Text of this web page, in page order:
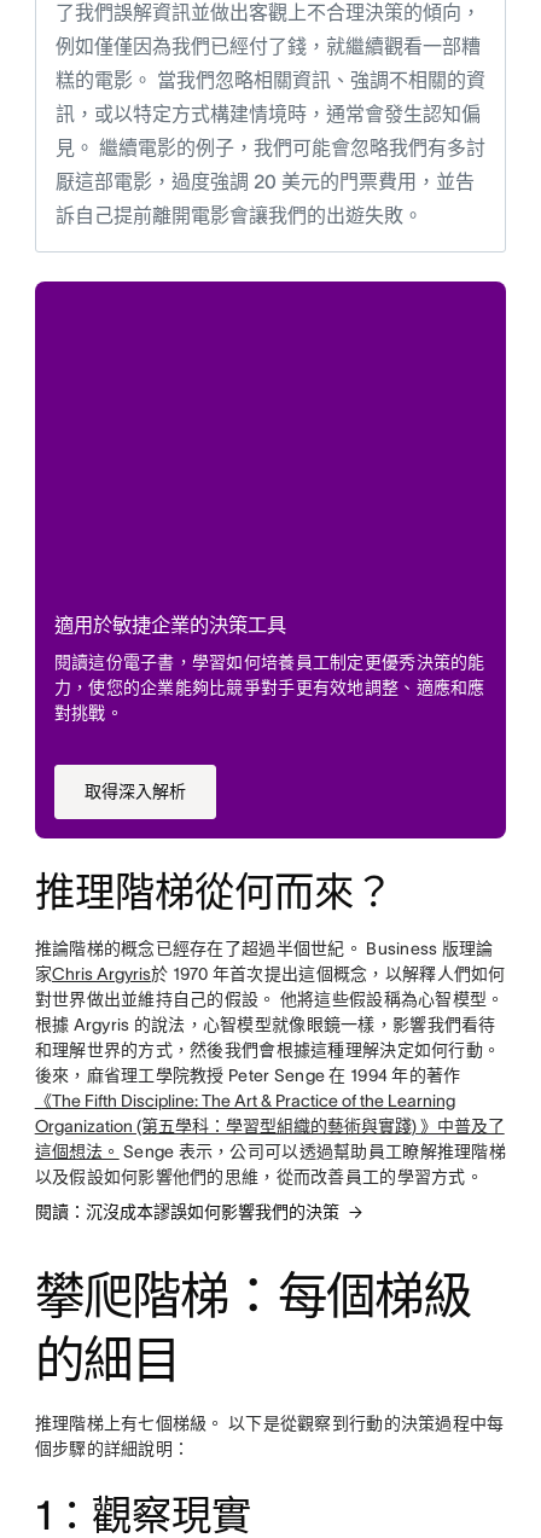
了我們誤解資訊並做出客觀上不合理決策的傾向，
例如僅僅因為我們已經付了錢，就繼續觀看一部糟
糕的電影。 當我們忽略相關資訊、強調不相關的資
訊，或以特定方式構建情境時，通常會發生認知偏
見。 繼續電影的例子，我們可能會忽略我們有多討
厭這部電影，過度強調 20 美元的門票費用，並告
訴自己提前離開電影會讓我們的出遊失敗。
適用於敏捷企業的決策工具
閱讀這份電子書，學習如何培養員工制定更優秀決策的能
力，使您的企業能夠比競爭對手更有效地調整、適應和應
對挑戰。
取得深入解析
推理階梯從何而來？
推論階梯的概念已經存在了超過半個世紀。 Business 版理論
家Chris Argyris於 1970 年首次提出這個概念，以解釋人們如何
對世界做出並維持自己的假設。 他將這些假設稱為心智模型。
根據 Argyris 的說法，心智模型就像眼鏡一樣，影響我們看待
和理解世界的方式，然後我們會根據這種理解決定如何行動。
後來，麻省理工學院教授 Peter Senge 在 1994 年的著作
《The Fifth Discipline: The Art & Practice of the Learning
Organization (第五學科：學習型組織的藝術與實踐) 》中普及了
這個想法。 Senge 表示，公司可以透過幫助員工瞭解推理階梯
以及假設如何影響他們的思維，從而改善員工的學習方式。
閱讀：沉沒成本謬誤如何影響我們的決策
攀爬階梯：每個梯級
的細目
推理階梯上有七個梯級。 以下是從觀察到行動的決策過程中每
個步驟的詳細說明：
1：觀察現實